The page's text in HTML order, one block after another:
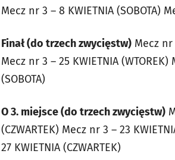
Mecz nr 3 – 8 KWIETNIA (SOBOTA)
Finał (do trzech zwycięstw) Mecz nr
Mecz nr 3 – 25 KWIETNIA
(SOBOTA)
O 3. miejsce (do trzech zwycięstw)
(CZWARTEK) Mecz nr 3 – 23
27 KWIETNIA (CZWARTEK)